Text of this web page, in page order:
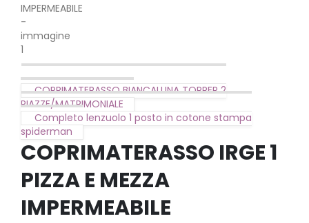
COPRIMATERASSO BIANCALUNA TOPPER 2
PIAZZE/MATRIMONIALE
Completo lenzuolo 1 posto in cotone stampa
spiderman
COPRIMATERASSO IRGE 1
PIZZA E MEZZA
IMPERMEABILE